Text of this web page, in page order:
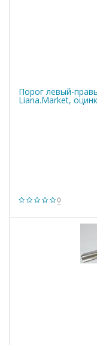
Порог левый-
Liana.Market,
0